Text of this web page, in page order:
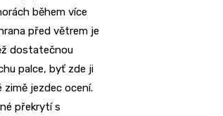
během více
před větrem je
dostatečnou
palce, byť zde ji
jezdec ocení.
překrytí s